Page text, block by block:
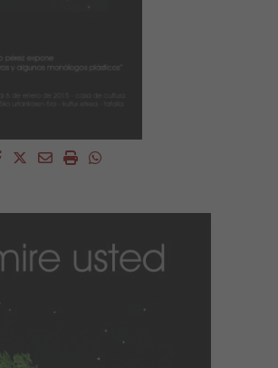
Facebook
Twitter
EmailImprimirWhatsapp